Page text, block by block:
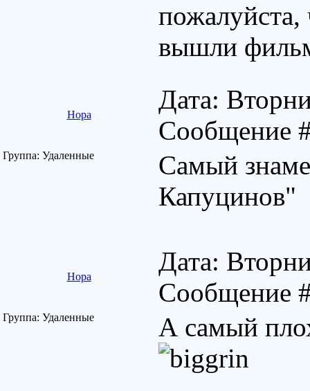
пожалуйста,
вышли
Нора
Дата:
Сообщение
Группа: Удаленные
Самый
Капуцинов"
Нора
Дата:
Сообщение
Группа: Удаленные А самый